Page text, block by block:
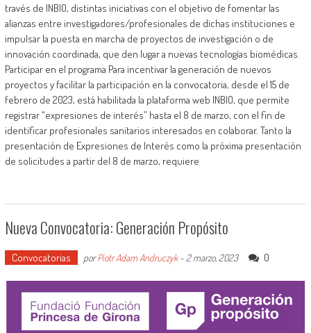
través de INBIO, distintas iniciativas con el objetivo de fomentar las
alianzas entre investigadores/profesionales de dichas instituciones e
impulsar la puesta en marcha de proyectos de investigación o de
innovación coordinada, que den lugar a nuevas tecnologías biomédicas.
Participar en el programa Para incentivar la generación de nuevos
proyectos y facilitar la participación en la convocatoria, desde el 15 de
febrero de 2023, está habilitada la plataforma web INBIO, que permite
registrar “expresiones de interés” hasta el 8 de marzo, con el fin de
identificar profesionales sanitarios interesados en colaborar. Tanto la
presentación de Expresiones de Interés como la próxima presentación
de solicitudes a partir del 8 de marzo, requiere
Nueva Convocatoria: Generación Propósito
Convocatorias porPiotr Adam Andruczyk- 2 marzo, 2023 0